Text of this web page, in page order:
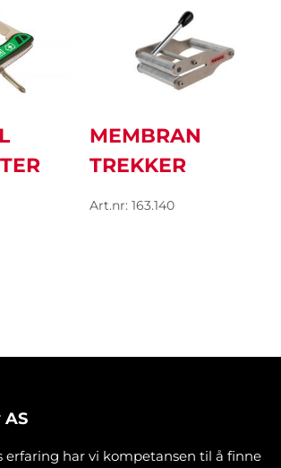
MEMBRAN
TREKKER
Art.nr: 163.140
erfaring har vi kompetansen til å finne